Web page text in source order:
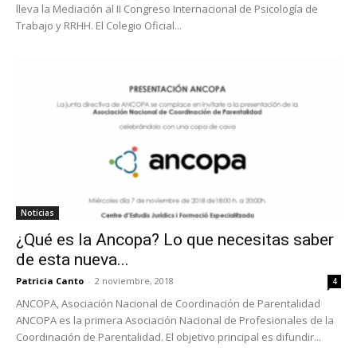
lleva la Mediación al II Congreso Internacional de Psicología de
Trabajo y RRHH. El Colegio Oficial...
Noticias
¿Qué es la Ancopa? Lo que necesitas saber
de esta nueva...
Patricia Canto - 2 noviembre, 2018 4
ANCOPA, Asociación Nacional de Coordinación de Parentalidad
ANCOPA es la primera Asociación Nacional de Profesionales de la
Coordinación de Parentalidad. El objetivo principal es difundir...